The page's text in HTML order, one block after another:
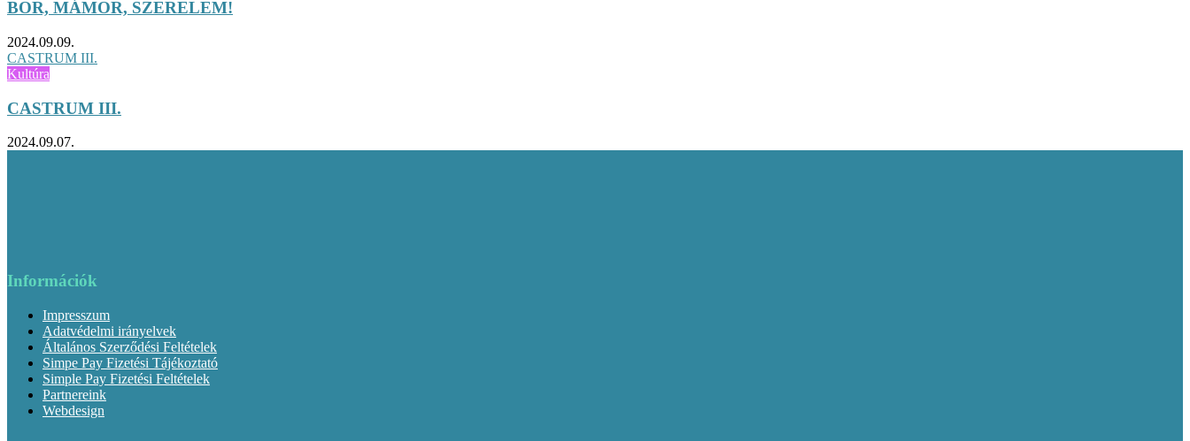
BOR, MÁMOR, SZERELEM!
2024.09.09.
CASTRUM III.
Kultúra
CASTRUM III.
2024.09.07.
Információk
Impresszum
Adatvédelmi irányelvek
Általános Szerződési Feltételek
Simpe Pay Fizetési Tájékoztató
Simple Pay Fizetési Feltételek
Partnereink
Webdesign